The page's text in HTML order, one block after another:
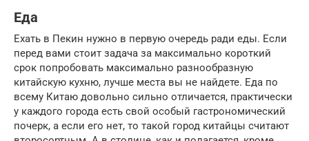
Еда
Ехать в Пекин нужно в первую очередь ради еды. Если
перед вами стоит задача за максимально короткий
срок попробовать максимально разнообразную
китайскую кухню, лучше места вы не найдете. Еда по
всему Китаю довольно сильно отличается, практически
у каждого города есть свой особый гастрономический
почерк, а если его нет, то такой город китайцы считают